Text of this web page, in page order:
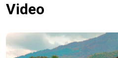
Video